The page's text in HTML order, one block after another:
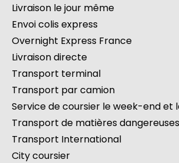
Livraison le jour même
Envoi colis express
Overnight Express France
Livraison directe
Transport terminal
Transport par camion
Service de coursier le week-end et
Transport de matières dangereuses
Transport International
City coursier